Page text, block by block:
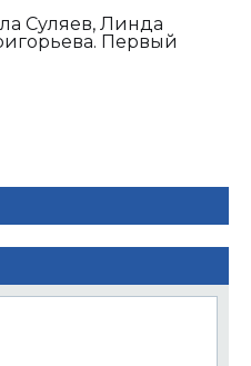
Суляев, Линда
Первый